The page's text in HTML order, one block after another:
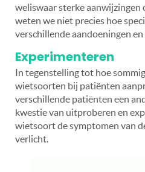
weliswaar sterke aanwijzingen
weten we niet precies hoe
verschillende aandoeningen
Experimenteren
In tegenstelling tot hoe
wietsoorten bij patiënten
verschillende patiënten een
kwestie van uitproberen en
wietsoort de symptomen van
verlicht.